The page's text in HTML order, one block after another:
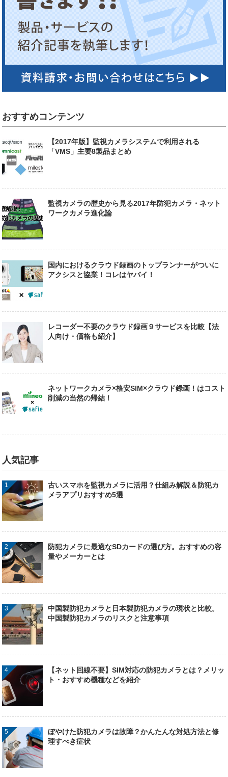
おすすめコンテンツ
【2017年版】監視カメラシステムで利用される
「VMS」主要8製品まとめ
監視カメラの歴史から見る2017年防犯カメラ・ネット
ワークカメラ進化論
国内におけるクラウド録画のトップランナーがついに
アクシスと協業！コレはヤバイ！
レコーダー不要のクラウド録画９サービスを比較【法
人向け・価格も紹介】
ネットワークカメラ×格安SIM×クラウド録画！はコスト
削減の当然の帰結！
人気記事
古いスマホを監視カメラに活用？仕組み解説＆防犯カ
メラアプリおすすめ5選
防犯カメラに最適なSDカードの選び方。おすすめの容
量やメーカーとは
中国製防犯カメラと日本製防犯カメラの現状と比較。
中国製防犯カメラのリスクと注意事項
【ネット回線不要】SIM対応の防犯カメラとは？メリッ
ト・おすすめ機種などを紹介
ぼやけた防犯カメラは故障？かんたんな対処方法と修
理すべき症状